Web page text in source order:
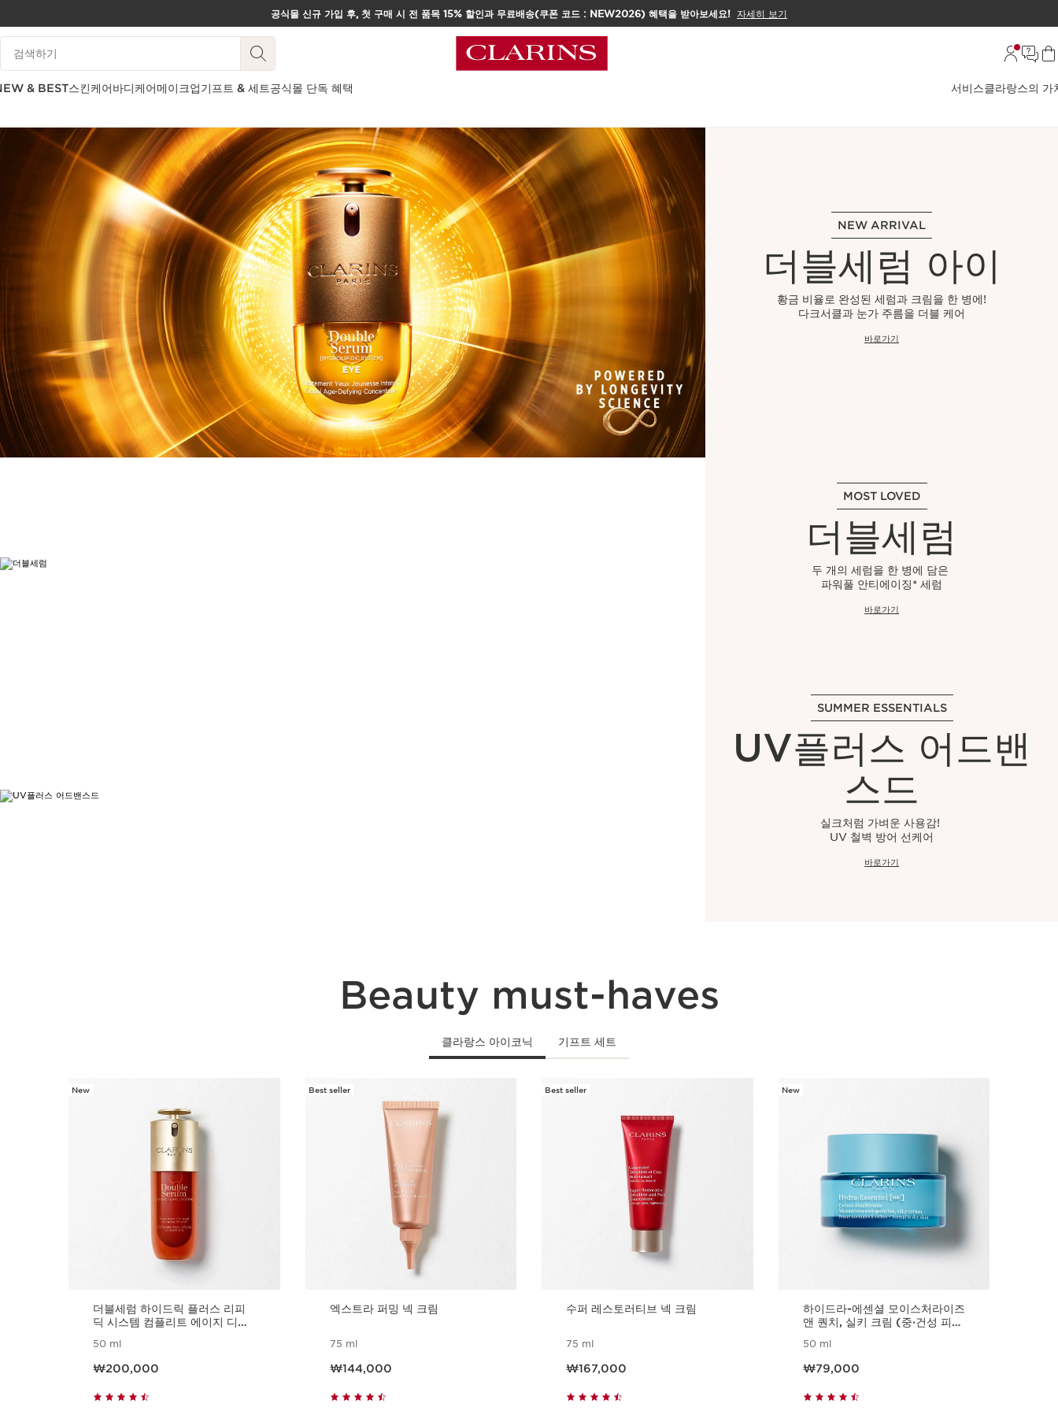
컨텐츠로 이동하기
하단으로 이동
공식몰 신규 가입 후, 첫 구매 시 전 품목 15% 할인과 무료배송(쿠폰 코드 : NEW2026) 혜택을 받아보세요! 자세히 보기
범례 검색하기
& BEST스킨케어바디케어메이크업기프트 & 세트공식몰 단독 혜택 서비스클라랑스의 가
NEW ARRIVAL
더블세럼 아이
황금 비율로 완성된 세럼과 크림을 한 병에!
다크서클과 눈가 주름을 더블 케어
바로가기
MOST LOVED
더블세럼
두 개의 세럼을 한 병에 담은
파워풀 안티에이징* 세럼
바로가기
SUMMER ESSENTIALS
UV플러스 어드밴
스드
실크처럼 가벼운 사용감!
UV 철벽 방어 선케어
바로가기
Beauty must-haves
클라랑스 아이코닉 기프트 세트
New
더블세럼 하이드릭 플러스 리피
딕 시스템 컴플리트 에이지 디파
50 ml
₩200,000
Best seller
엑스트라 퍼밍 넥 크림
75 ml
₩144,000
Best seller
수퍼 레스토러티브 넥 크림
75 ml
₩167,000
New
하이드라-에센셜 모이스처라이즈
앤 퀀치, 실키 크림 (중·건성 피
50 ml
₩79,000